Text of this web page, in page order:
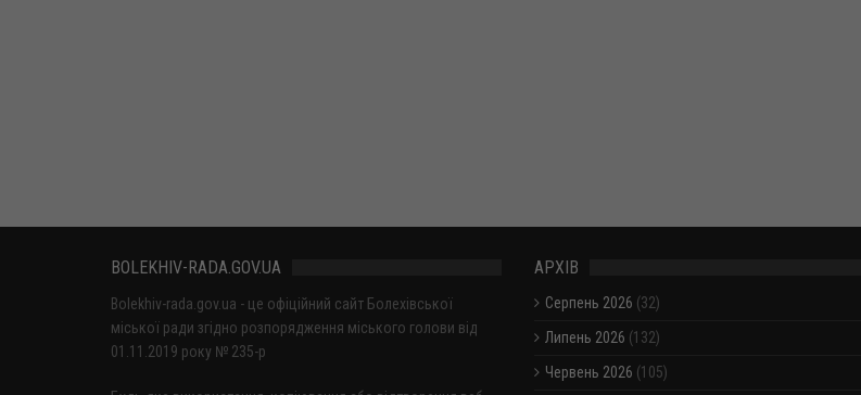
BOLEKHIV-RADA.GOV.UA
Bolekhiv-rada.gov.ua - це офіційний сайт Болехівської
міської ради згідно розпорядження міського голови від
01.11.2019 року № 235-р
АРХІВ
Серпень 2026 (32)
Липень 2026 (132)
Червень 2026 (105)